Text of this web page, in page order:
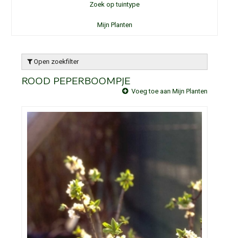
Zoek op tuintype
Mijn Planten
Open zoekfilter
ROOD PEPERBOOMPJE
Voeg toe aan Mijn Planten